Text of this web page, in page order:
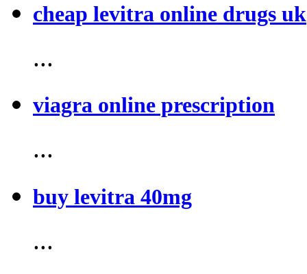
cheap levitra online drugs uk
...
viagra online prescription
...
buy levitra 40mg
...